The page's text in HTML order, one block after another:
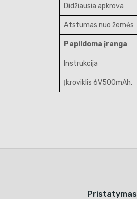
Didžiausia apkrova
Atstumas nuo žemės
Papildoma įranga
Instrukcija
Įkroviklis 6V500mAh,
Pristatymas